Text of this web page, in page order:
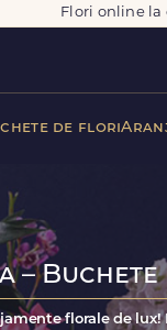
Flori online la
de flori
–
florale de lux!